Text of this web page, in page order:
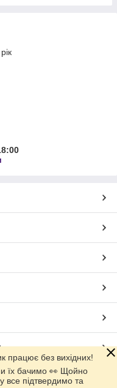
працює без вихідних!
їх бачимо 👀 Щойно
все підтвердимо та